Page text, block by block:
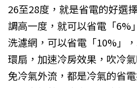
26至28度，就是省電的好選
調高一度，就可以省電「6%
洗濾網，可以省電「10%」
環扇，加速冷房效果，吹冷
免冷氣外流，都是冷氣的省